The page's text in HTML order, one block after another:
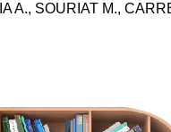
A., SOURIAT M.,